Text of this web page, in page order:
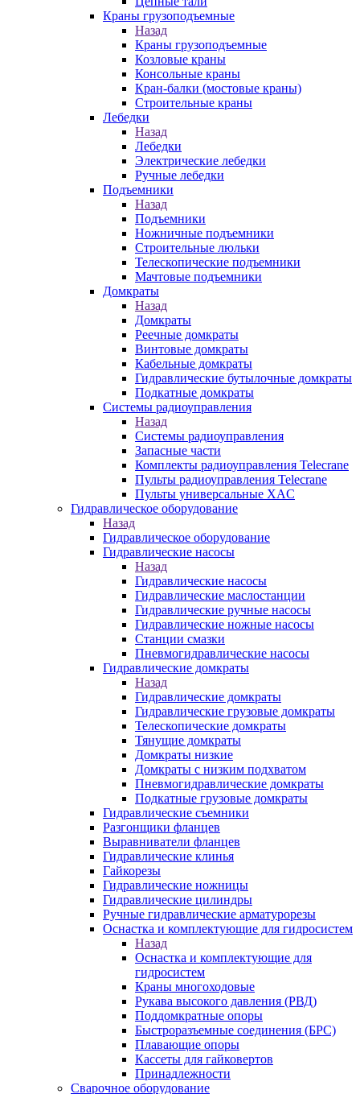
Краны грузоподъемные
Назад
Краны грузоподъемные
Козловые краны
Консольные краны
Кран-балки (мостовые краны)
Строительные краны
Лебедки
Назад
Лебедки
Электрические лебедки
Ручные лебедки
Подъемники
Назад
Подъемники
Ножничные подъемники
Строительные люльки
Телескопические подъемники
Мачтовые подъемники
Домкраты
Назад
Домкраты
Реечные домкраты
Винтовые домкраты
Кабельные домкраты
Гидравлические бутылочные домкраты
Подкатные домкраты
Системы радиоуправления
Назад
Системы радиоуправления
Запасные части
Комплекты радиоуправления Telecrane
Пульты радиоуправления Telecrane
Пульты универсальные XAC
Гидравлическое оборудование
Назад
Гидравлическое оборудование
Гидравлические насосы
Назад
Гидравлические насосы
Гидравлические маслостанции
Гидравлические ручные насосы
Гидравлические ножные насосы
Станции смазки
Пневмогидравлические насосы
Гидравлические домкраты
Назад
Гидравлические домкраты
Гидравлические грузовые домкраты
Телескопические домкраты
Тянущие домкраты
Домкраты низкие
Домкраты с низким подхватом
Пневмогидравлические домкраты
Подкатные грузовые домкраты
Гидравлические съемники
Разгонщики фланцев
Выравниватели фланцев
Гидравлические клинья
Гайкорезы
Гидравлические ножницы
Гидравлические цилиндры
Ручные гидравлические арматурорезы
Оснастка и комплектующие для гидросистем
Назад
Оснастка и комплектующие для
гидросистем
Краны многоходовые
Рукава высокого давления (РВД)
Поддомкратные опоры
Быстроразъемные соединения (БРС)
Плавающие опоры
Кассеты для гайковертов
Принадлежности
Сварочное оборудование